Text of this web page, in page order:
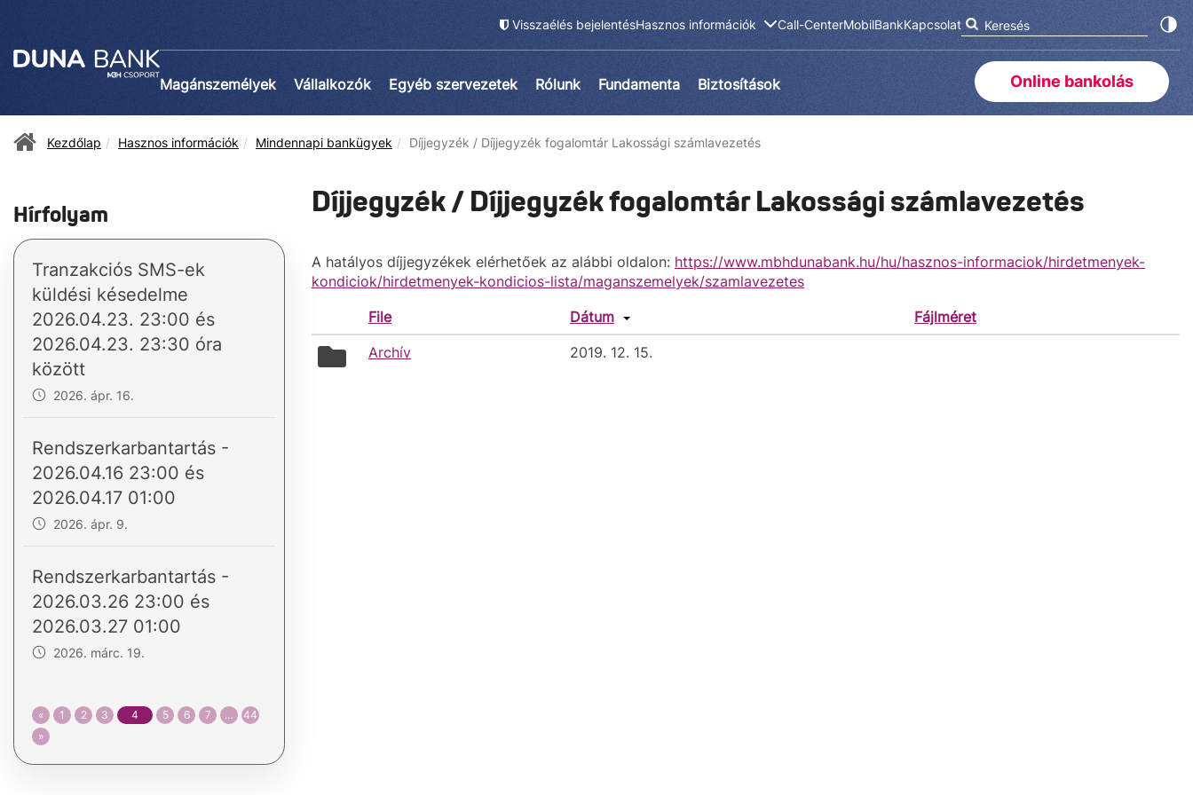
Visszaélés bejelentésHasznos információk Call-CenterMobilBankKapcsolat
Magánszemélyek Vállalkozók Egyéb szervezetek Rólunk Fundamenta Biztosítások Online bankolás
Kezdőlap Hasznos információk Mindennapi bankügyek Díjjegyzék / Díjjegyzék fogalomtár Lakossági számlavezetés
Díjjegyzék / Díjjegyzék fogalomtár Lakossági számlavezetés
A hatályos díjjegyzékek elérhetőek az alábbi oldalon: https://www.mbhdunabank.hu/hu/hasznos-informaciok/hirdetmenyek-
kondiciok/hirdetmenyek-kondicios-lista/maganszemelyek/szamlavezetes
File
Dátum
Fájlméret
folder
Archív 2019. 12. 15.
Hírfolyam
Tranzakciós SMS-ek
küldési késedelme
2026.04.23. 23:00 és
2026.04.23. 23:30 óra
között
2026. ápr. 16.
Rendszerkarbantartás -
2026.04.16 23:00 és
2026.04.17 01:00
2026. ápr. 9.
Rendszerkarbantartás -
2026.03.26 23:00 és
2026.03.27 01:00
2026. márc. 19.
« 1 2 3 4 5 6 7 …
44
»